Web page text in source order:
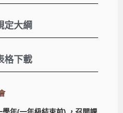
定大綱
格下載